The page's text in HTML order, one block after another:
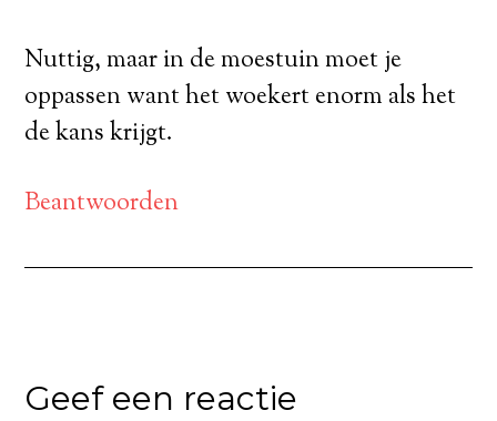
Nuttig, maar in de moestuin moet je
oppassen want het woekert enorm als het
de kans krijgt.
Beantwoorden
Geef een reactie